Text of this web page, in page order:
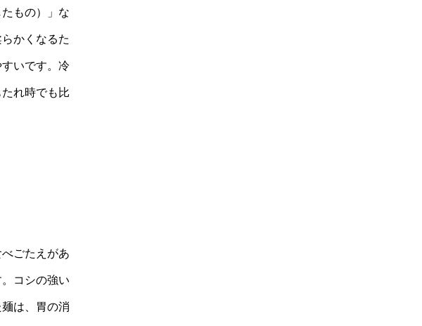
もの）」な
かくなるた
いです。冷
れ時でも比
ごたえがあ
コシの強い
は、胃の消